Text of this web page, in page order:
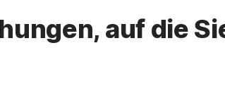
auf die